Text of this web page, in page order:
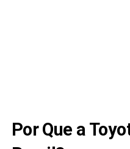
Por Que a